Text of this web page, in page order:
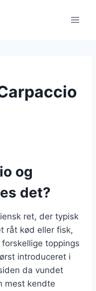
og
det?
ret, der typisk
råt kød eller fisk,
toppings
introduceret i
da vundet
mest kendte